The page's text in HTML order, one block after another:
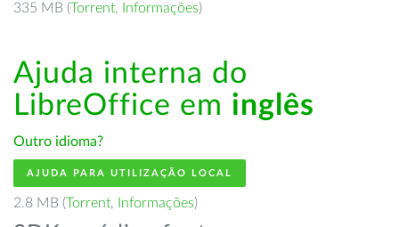
335 MB (Torrent, Informações)
Ajuda interna do
LibreOffice em inglês
Outro idioma?
AJUDA PARA UTILIZAÇÃO LOCAL
2.8 MB (Torrent, Informações)